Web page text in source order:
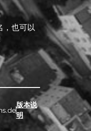
，也可以
版本说
明